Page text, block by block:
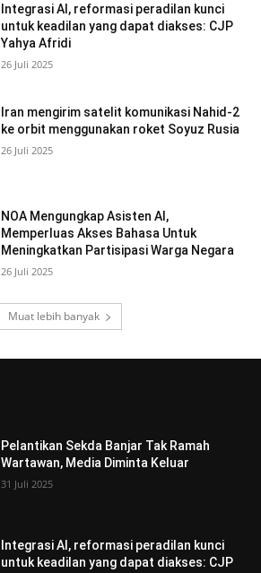
Integrasi AI, reformasi peradilan kunci
untuk keadilan yang dapat diakses: CJP
Yahya Afridi
26 Juli 2025
Iran mengirim satelit komunikasi Nahid-2
ke orbit menggunakan roket Soyuz Rusia
26 Juli 2025
NOA Mengungkap Asisten AI,
Memperluas Akses Bahasa Untuk
Meningkatkan Partisipasi Warga Negara
26 Juli 2025
Muat lebih banyak
Pelantikan Sekda Banjar Tak Ramah
Wartawan, Media Diminta Keluar
31 Juli 2025
Integrasi AI, reformasi peradilan kunci
untuk keadilan yang dapat diakses: CJP